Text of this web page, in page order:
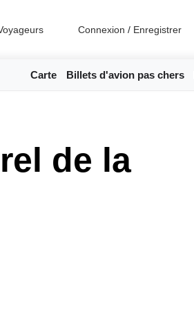
Connexion / Enregistrer
Carte Billets d'avion pas chers
de la